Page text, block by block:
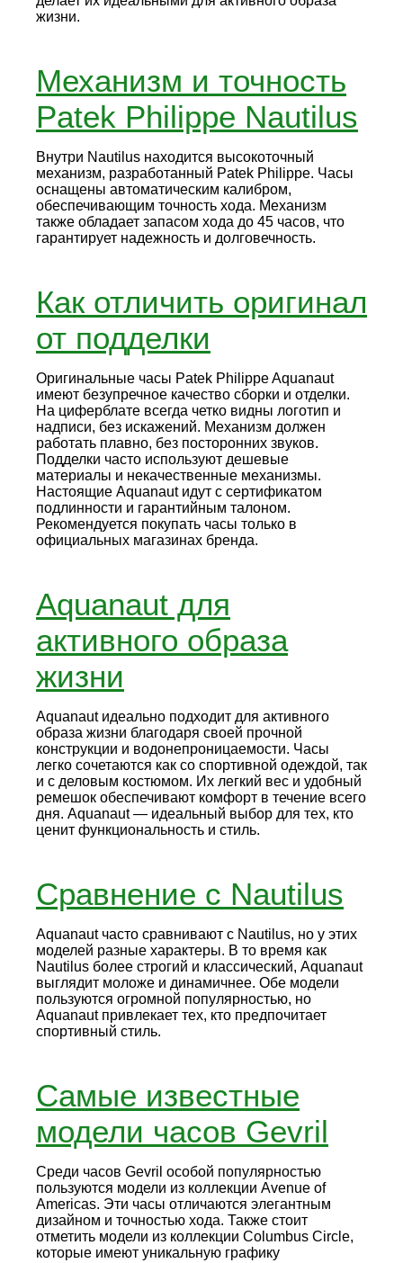
жизни.
Механизм и точность
Patek Philippe Nautilus
Внутри Nautilus находится высокоточный
механизм, разработанный Patek Philippe. Часы
оснащены автоматическим калибром,
обеспечивающим точность хода. Механизм
также обладает запасом хода до 45 часов, что
гарантирует надежность и долговечность.
Как отличить оригинал
от подделки
Оригинальные часы Patek Philippe Aquanaut
имеют безупречное качество сборки и отделки.
На циферблате всегда четко видны логотип и
надписи, без искажений. Механизм должен
работать плавно, без посторонних звуков.
Подделки часто используют дешевые
материалы и некачественные механизмы.
Настоящие Aquanaut идут с сертификатом
подлинности и гарантийным талоном.
Рекомендуется покупать часы только в
официальных магазинах бренда.
Aquanaut для
активного образа
жизни
Aquanaut идеально подходит для активного
образа жизни благодаря своей прочной
конструкции и водонепроницаемости. Часы
легко сочетаются как со спортивной одеждой, так
и с деловым костюмом. Их легкий вес и удобный
ремешок обеспечивают комфорт в течение всего
дня. Aquanaut — идеальный выбор для тех, кто
ценит функциональность и стиль.
Сравнение с Nautilus
Aquanaut часто сравнивают с Nautilus, но у этих
моделей разные характеры. В то время как
Nautilus более строгий и классический, Aquanaut
выглядит моложе и динамичнее. Обе модели
пользуются огромной популярностью, но
Aquanaut привлекает тех, кто предпочитает
спортивный стиль.
Самые известные
модели часов Gevril
Среди часов Gevril особой популярностью
пользуются модели из коллекции Avenue of
Americas. Эти часы отличаются элегантным
дизайном и точностью хода. Также стоит
отметить модели из коллекции Columbus Circle,
которые имеют уникальную графику